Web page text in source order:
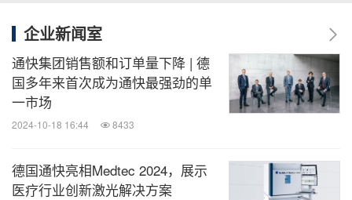
消息来源：通快中国
息、企业并购消息。扫描二维码，立即订
阅！
企业新闻室
通快集团销售额和订单量下降 | 德
国多年来首次成为通快最强劲的单
一市场
2024-10-18 16:44 8433
德国通快亮相Medtec 2024，展示
医疗行业创新激光解决方案